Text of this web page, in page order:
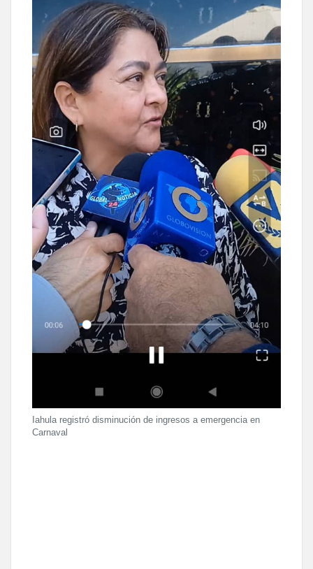
Iahula registró disminución de ingresos a emergencia en
Carnaval